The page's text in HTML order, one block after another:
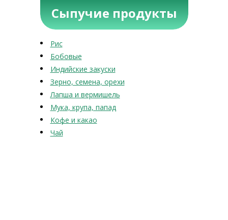
Сыпучие продукты
Рис
Бобовые
Индийские закуски
Зерно, семена, орехи
Лапша и вермишель
Мука, крупа, папад
Кофе и какао
Чай